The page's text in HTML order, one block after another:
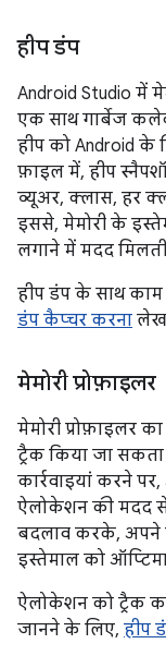
हीप डंप
Android Studio में
एक साथ गार्बेज
हीप को Android के
फ़ाइल में, हीप
व्यूअर, क्लास, हर
इससे, मेमोरी के
लगाने में मदद
हीप डंप के साथ
डंप कैप्चर करना लेख
मेमोरी प्रोफ़ाइलर
मेमोरी प्रोफ़ाइलर
ट्रैक किया जा
कार्रवाइयां करने
ऐलोकेशन की मदद
बदलाव करके, अपने
इस्तेमाल को
ऐलोकेशन को ट्रैक
जानने के लिए, हीप